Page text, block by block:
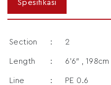
Section : 2
Length : 6’6″ , 198cm
Line
: PE 0.6